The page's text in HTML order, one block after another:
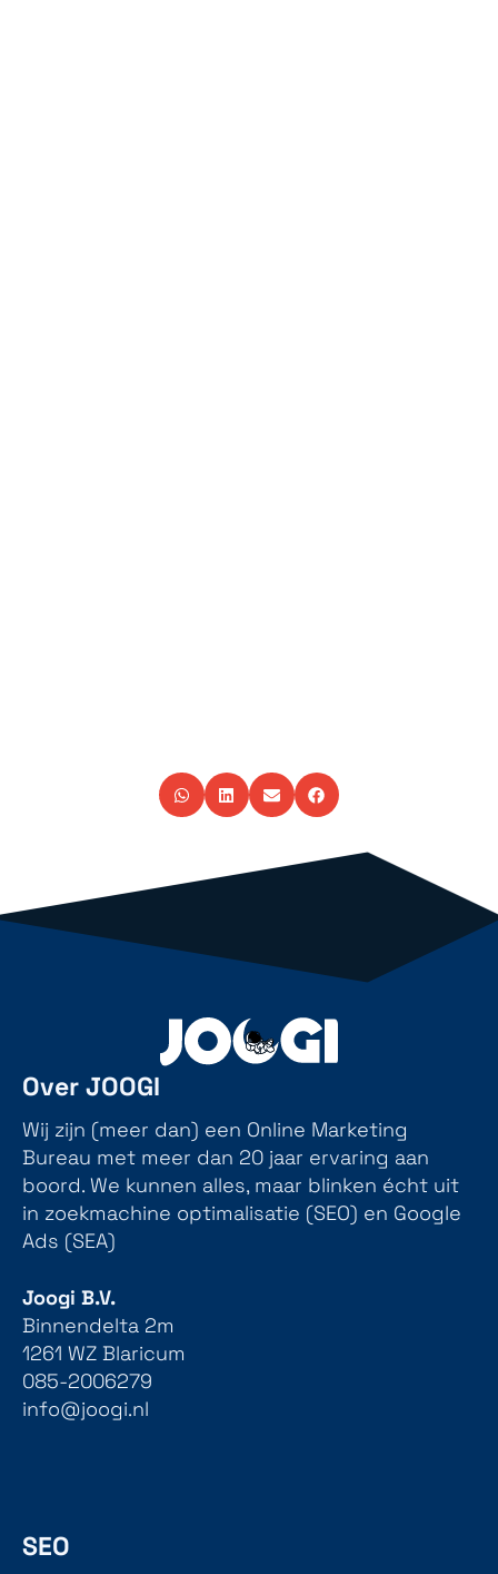
Over JOOGI
Wij zijn (meer dan) een Online Marketing
Bureau met meer dan 20 jaar ervaring aan
boord. We kunnen alles, maar blinken écht uit
in zoekmachine optimalisatie (SEO) en Google
Ads (SEA)
Joogi B.V.
Binnendelta 2m
1261 WZ Blaricum
085-2006279
info@joogi.nl
SEO